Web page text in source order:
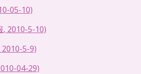
05-10)
, 2010-5-10)
5-9)
04-29)